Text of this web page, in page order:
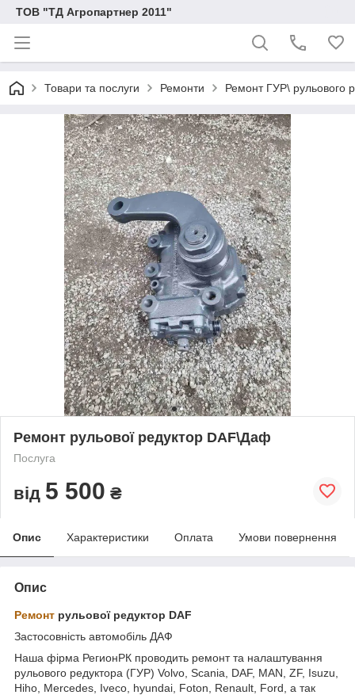
ТОВ "ТД Агропартнер 2011"
Товари та послуги Ремонти Ремонт ГУР\ рульового
Ремонт рульової редуктор DAF\Даф
Послуга
від 5 500 ₴
Опис Характеристики Оплата Умови повернення
Опис
Ремонт рульової редуктор DAF
Застосовність автомобіль ДАФ
Наша фірма РегионРК проводить ремонт та налаштування
рульового редуктора (ГУР) Volvo, Scania, DAF, MAN, ZF, Isuzu,
Hiho, Mercedes, Iveco, hyundai, Foton, Renault, Ford, а так